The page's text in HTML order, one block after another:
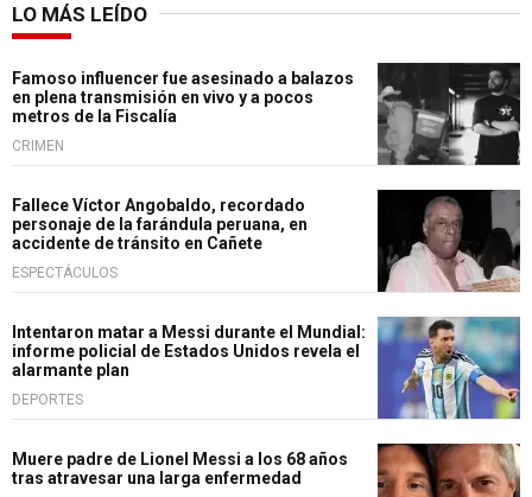
LO MÁS LEÍDO
Famoso influencer fue asesinado a balazos
en plena transmisión en vivo y a pocos
metros de la Fiscalía
CRIMEN
Fallece Víctor Angobaldo, recordado
personaje de la farándula peruana, en
accidente de tránsito en Cañete
ESPECTÁCULOS
Intentaron matar a Messi durante el Mundial:
informe policial de Estados Unidos revela el
alarmante plan
DEPORTES
Muere padre de Lionel Messi a los 68 años
tras atravesar una larga enfermedad